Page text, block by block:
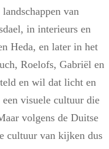
van
in interieurs en
Heda, en later in het
Roelofs, Gabriël en
en wil dat licht en
visuele cultuur die
volgens de Duitse
cultuur van kijken dus